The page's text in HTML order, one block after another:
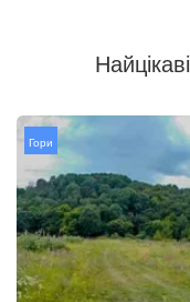
Гори